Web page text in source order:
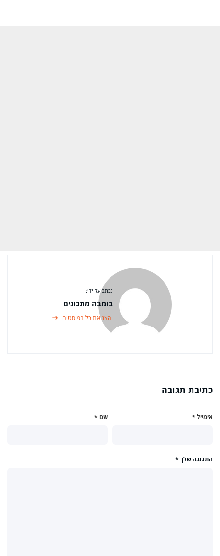
נכתב על ידי:
בומבה מתכונים
הצג את כל הפוסטים
כתיבת תגובה
שם * אימייל *
התגובה שלך *